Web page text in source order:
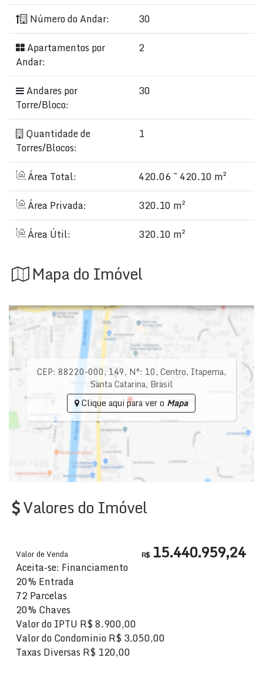
Número do Andar:
30
Apartamentos por
Andar:
2
Andares por
Torre/Bloco:
30
Quantidade de
Torres/Blocos:
1
Área Total:
420.06 ~ 420.10 m²
Área Privada:
320.10 m²
Área Útil:
320.10 m²
Mapa do Imóvel
CEP: 88220-000, 149, N°: 10, Centro, Itapema,
Santa Catarina, Brasil
Clique aqui para ver o Mapa
Valores do Imóvel
R$15.440.959,24
Valor de Venda
Aceita-se: Financiamento
20% Entrada
72 Parcelas
20% Chaves
Valor do IPTU R$8.900,00
Valor do CondominioR$3.050,00
Taxas DiversasR$ 120,00